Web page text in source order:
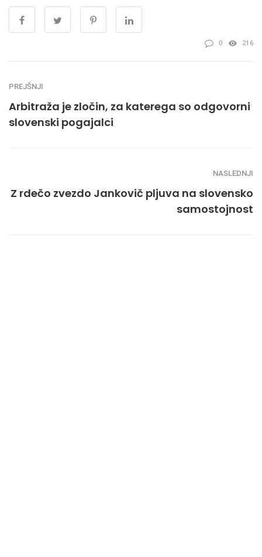
0 216
PREJŠNJI
Arbitraža je zločin, za katerega so odgovorni
slovenski pogajalci
NASLEDNJI
Z rdečo zvezdo Jankovič pljuva na slovensko
samostojnost